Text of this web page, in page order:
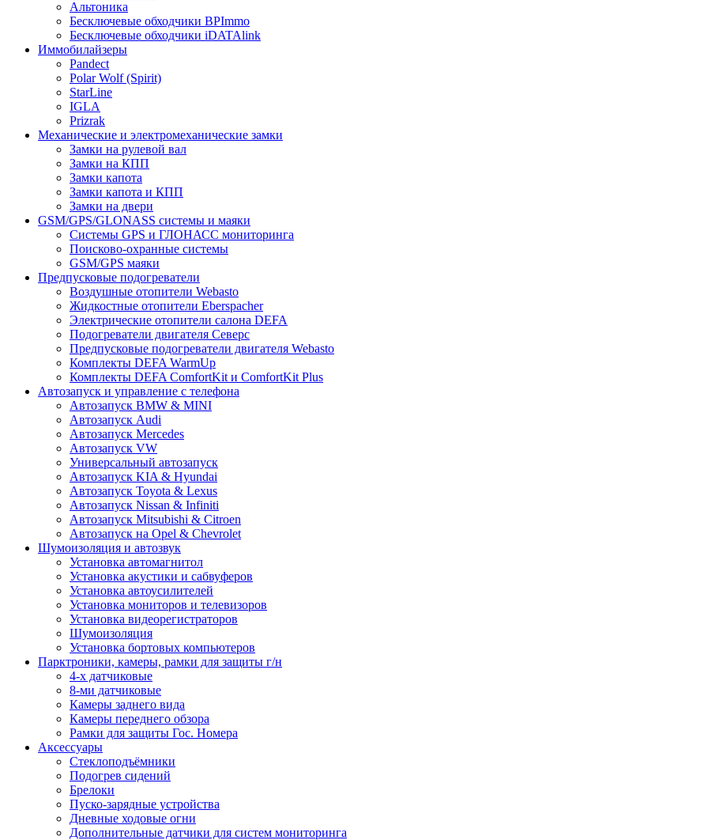
Альтоника
Бесключевые обходчики BPImmo
Бесключевые обходчики iDATAlink
Иммобилайзеры
Pandect
Polar Wolf (Spirit)
StarLine
IGLA
Prizrak
Механические и электромеханические замки
Замки на рулевой вал
Замки на КПП
Замки капота
Замки капота и КПП
Замки на двери
GSM/GPS/GLONASS системы и маяки
Системы GPS и ГЛОНАСС мониторинга
Поисково-охранные системы
GSM/GPS маяки
Предпусковые подогреватели
Воздушные отопители Webasto
Жидкостные отопители Eberspacher
Электрические отопители салона DEFA
Подогреватели двигателя Северс
Предпусковые подогреватели двигателя Webasto
Комплекты DEFA WarmUp
Комплекты DEFA ComfortKit и ComfortKit Plus
Автозапуск и управление с телефона
Автозапуск BMW & MINI
Автозапуск Audi
Автозапуск Mercedes
Автозапуск VW
Универсальный автозапуск
Автозапуск KIA & Hyundai
Автозапуск Toyota & Lexus
Автозапуск Nissan & Infiniti
Автозапуск Mitsubishi & Citroen
Автозапуск на Opel & Chevrolet
Шумоизоляция и автозвук
Установка автомагнитол
Установка акустики и сабвуферов
Установка автоусилителей
Установка мониторов и телевизоров
Установка видеорегистраторов
Шумоизоляция
Установка бортовых компьютеров
Парктроники, камеры, рамки для защиты г/н
4-х датчиковые
8-ми датчиковые
Камеры заднего вида
Камеры переднего обзора
Рамки для защиты Гос. Номера
Аксессуары
Стеклоподъёмники
Подогрев сидений
Брелоки
Пуско-зарядные устройства
Дневные ходовые огни
Дополнительные датчики для систем мониторинга